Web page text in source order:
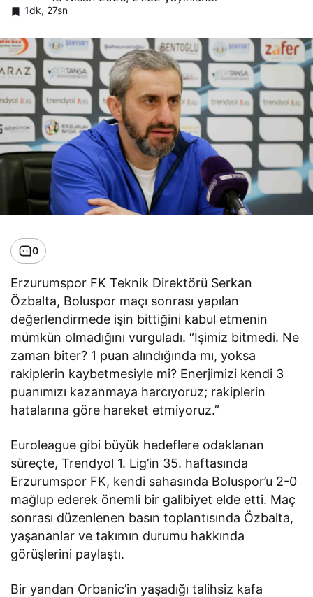
1dk, 27sn
0
Erzurumspor FK Teknik Direktörü Serkan
Özbalta, Boluspor maçı sonrası yapılan
değerlendirmede işin bittiğini kabul etmenin
mümkün olmadığını vurguladı. “İşimiz bitmedi. Ne
zaman biter? 1 puan alındığında mı, yoksa
rakiplerin kaybetmesiyle mi? Enerjimizi kendi 3
puanımızı kazanmaya harcıyoruz; rakiplerin
hatalarına göre hareket etmiyoruz.”
Euroleague gibi büyük hedeflere odaklanan
süreçte, Trendyol 1. Lig’in 35. haftasında
Erzurumspor FK, kendi sahasında Boluspor’u 2-0
mağlup ederek önemli bir galibiyet elde etti. Maç
sonrası düzenlenen basın toplantısında Özbalta,
yaşananlar ve takımın durumu hakkında
görüşlerini paylaştı.
Bir yandan Orbanic’in yaşadığı talihsiz kafa